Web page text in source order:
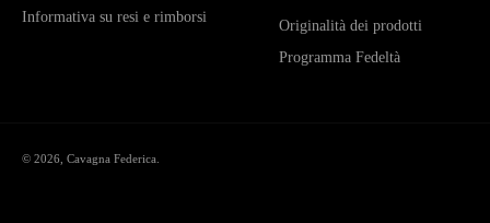
Informativa su resi e rimborsi
Originalità dei prodotti
Programma Fedeltà
© 2026, Cavagna Federica